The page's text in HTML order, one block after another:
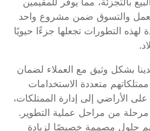
والتسوق ضمن مشروع واحد
لهذه التطورات تجعلها جزءًا حيويًا
بشكل وثيق مع العملاء لضمان
متعددة الاستخدامات
الأراضي إلى إدارة الممتلكات،
من مراحل عملية التطوير.
حلول مصممة خصيصًا لزيادة